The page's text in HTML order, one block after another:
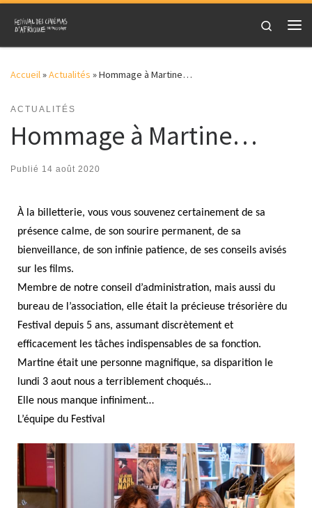
Skip to content Search
Accueil»Actualités »Hommage à Martine…
ACTUALITÉS
Hommage à Martine…
Publié 14 août 2020
À la billetterie, vous vous souvenez certainement de sa
présence calme, de son sourire permanent, de sa
bienveillance, de son infinie patience, de ses conseils avisés
sur les films.
Membre de notre conseil d’administration, mais aussi du
bureau de l’association, elle était la précieuse trésorière du
Festival depuis 5 ans, assumant discrètement et
efficacement les tâches indispensables de sa fonction.
Martine était une personne magnifique, sa disparition le
lundi 3 aout nous a terriblement choqués…
Elle nous manque infiniment…
L’équipe du Festival